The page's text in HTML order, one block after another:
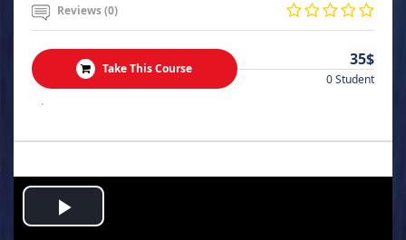
Reviews (0)
Take This Course 35$
0 Student
.
Play